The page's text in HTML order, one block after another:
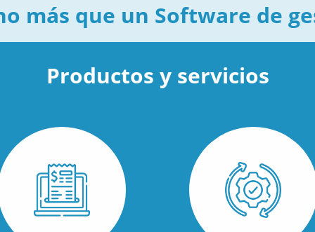
más que un Software de
Productos y servicios
Es fácil, ágil y
dinámico.Cubre
todas las necesidades,
factura, cobros, stock y